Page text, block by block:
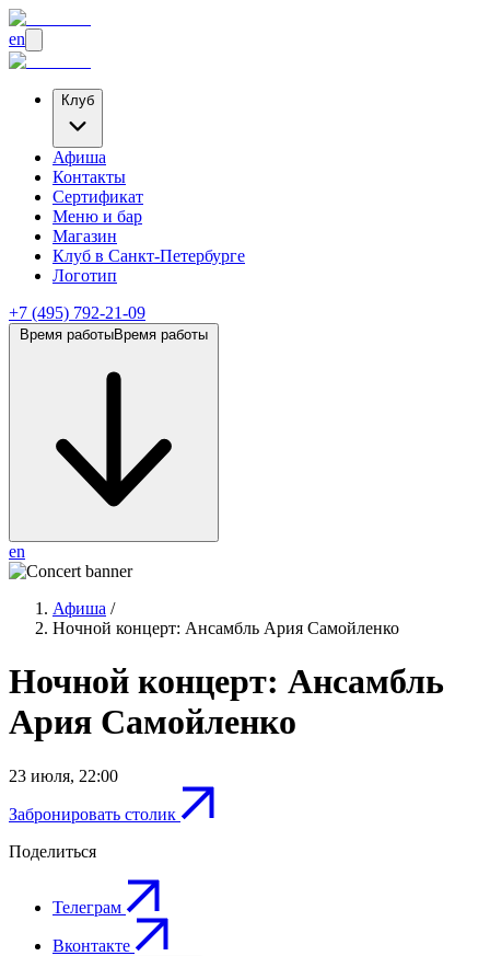
en
Клуб
Афиша
Контакты
Сертификат
Меню и бар
Магазин
Клуб в Санкт-Петербурге
Логотип
+7 (495) 792-21-09
Время работыВремя работы
en
Афиша /
Ночной концерт: Ансамбль Ария Самойленко
Ночной концерт: Ансамбль
Ария Самойленко
23 июля, 22:00
Забронировать столик
Поделиться
Телеграм
Вконтакте